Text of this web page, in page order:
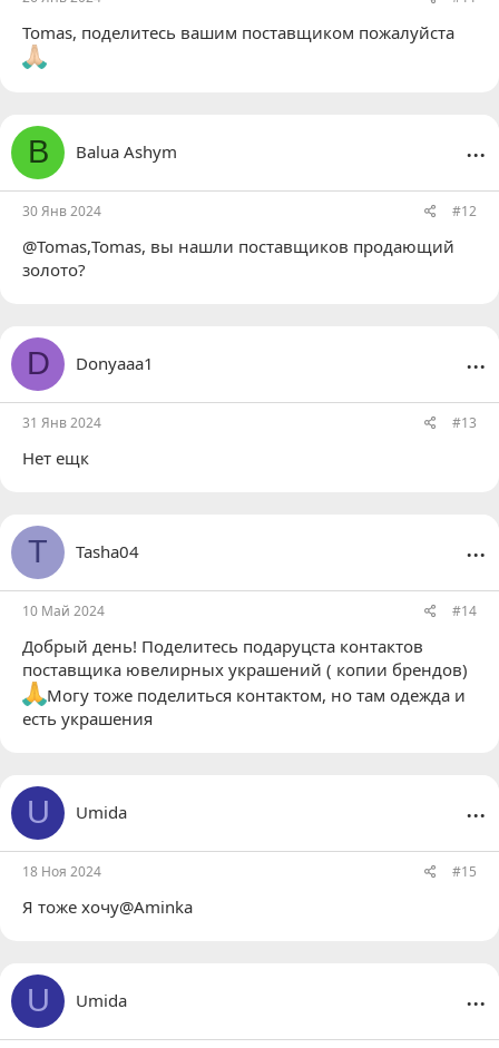
Tomas, поделитесь вашим поставщиком пожалуйста
B Balua Ashym ...
30 Янв 2024 #12
@Tomas,Tomas, вы нашли поставщиков продающий
золото?
D Donyaaa1 ...
31 Янв 2024 #13
Нет ещк
T Tasha04 ...
10 Май 2024 #14
Добрый день! Поделитесь подаруцста контактов
поставщика ювелирных украшений ( копии брендов)
Могу тоже поделиться контактом, но там одежда и
есть украшения
U Umida ...
18 Ноя 2024 #15
Я тоже хочу@Aminka
U Umida ...